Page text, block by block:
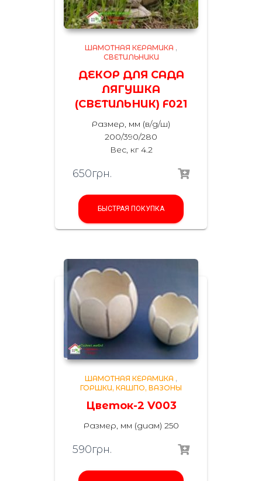
ШАМОТНАЯ КЕРАМИКА ,
СВЕТИЛЬНИКИ
ДЕКОР ДЛЯ САДА
ЛЯГУШКА
(СВЕТИЛЬНИК) F021
Размер, мм (в/д/ш)
200/390/280
Вес, кг 4.2
650грн.
БЫСТРАЯ ПОКУПКА
ШАМОТНАЯ КЕРАМИКА ,
ГОРШКИ, КАШПО, ВАЗОНЫ
Цветок-2 V003
Размер, мм (диам) 250
590грн.